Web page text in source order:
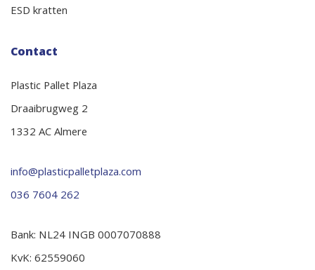
ESD kratten
Contact
Plastic Pallet Plaza
Draaibrugweg 2
1332 AC Almere
info@plasticpalletplaza.com
036 7604 262
Bank: NL24 INGB 0007070888
KvK: 62559060